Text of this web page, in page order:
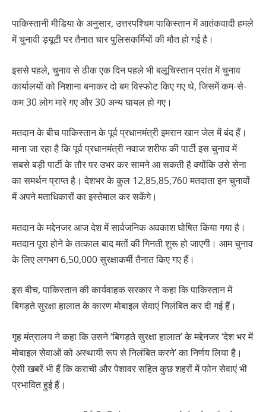
पाकिस्तानी मीडिया के अनुसार, उत्तरपश्चिम पाकिस्तान में आतंकवादी हमले
में चुनावी ड्यूटी पर तैनात चार पुलिसकर्मियों की मौत हो गई है।
इससे पहले, चुनाव से ठीक एक दिन पहले भी बलूचिस्तान प्रांत में चुनाव
कार्यालयों को निशाना बनाकर दो बम विस्फोट किए गए थे, जिसमें कम-से-
कम 30 लोग मारे गए और 30 अन्य घायल हो गए।
मतदान के बीच पाकिस्तान के पूर्व प्रधानमंत्री इमरान खान जेल में बंद हैं।
माना जा रहा है कि पूर्व प्रधानमंत्री नवाज शरीफ की पार्टी इस चुनाव में
सबसे बड़ी पार्टी के तौर पर उभर कर सामने आ सकती है क्योंकि उसे सेना
का समर्थन प्राप्त है। देशभर के कुल 12,85,85,760 मतदाता इन चुनावों
में अपने मताधिकारों का इस्तेमाल कर सकेंगे।
मतदान के मद्देनजर आज देश में सार्वजनिक अवकाश घोषित किया गया है।
मतदान पूरा होने के तत्काल बाद मतों की गिनती शुरू हो जाएगी। आम चुनाव
के लिए लगभग 6,50,000 सुरक्षाकर्मी तैनात किए गए हैं।
इस बीच, पाकिस्तान की कार्यवाहक सरकार ने कहा कि पाकिस्तान में
बिगड़ते सुरक्षा हालात के कारण मोबाइल सेवाएं निलंबित कर दी गई हैं।
गृह मंत्रालय ने कहा कि उसने ‘बिगड़ते सुरक्षा हालात’ के मद्देनजर ‘देश भर में
मोबाइल सेवाओं को अस्थायी रूप से निलंबित करने’ का निर्णय लिया है।
ऐसी खबरें भी हैं कि कराची और पेशावर सहित कुछ शहरों में फोन सेवाएं भी
प्रभावित हुई हैं।